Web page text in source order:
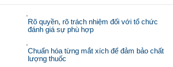
Rõ quyền, rõ trách nhiệm đối với tổ chức
đánh giá sự phù hợp
Chuẩn hóa từng mắt xích để đảm bảo chất
lượng thuốc